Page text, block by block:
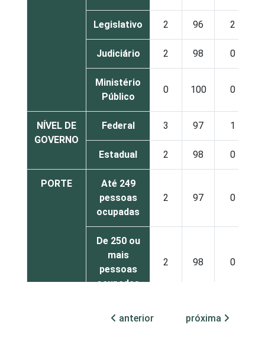
Legislativo 2 96 2
Judiciário 2 98 0
Ministério
Público
0 100 0
NÍVEL DE
GOVERNO
Federal 3 97 1
Estadual 2 98 0
PORTE
Até 249
pessoas
ocupadas
2 97 0
De 250 ou
mais
pessoas
ocupadas
2 98 0
Não
100
anterior próxima